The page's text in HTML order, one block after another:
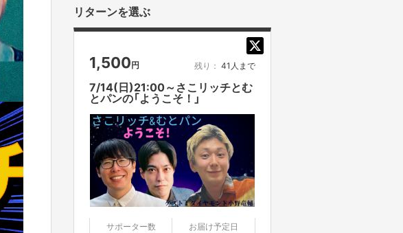
リターンを選ぶ
1,500円 残り： 41人まで
7/14(日)21:00～さこリッチとむ
とパンの「ようこそ！」
サポーター数 お届け予定日